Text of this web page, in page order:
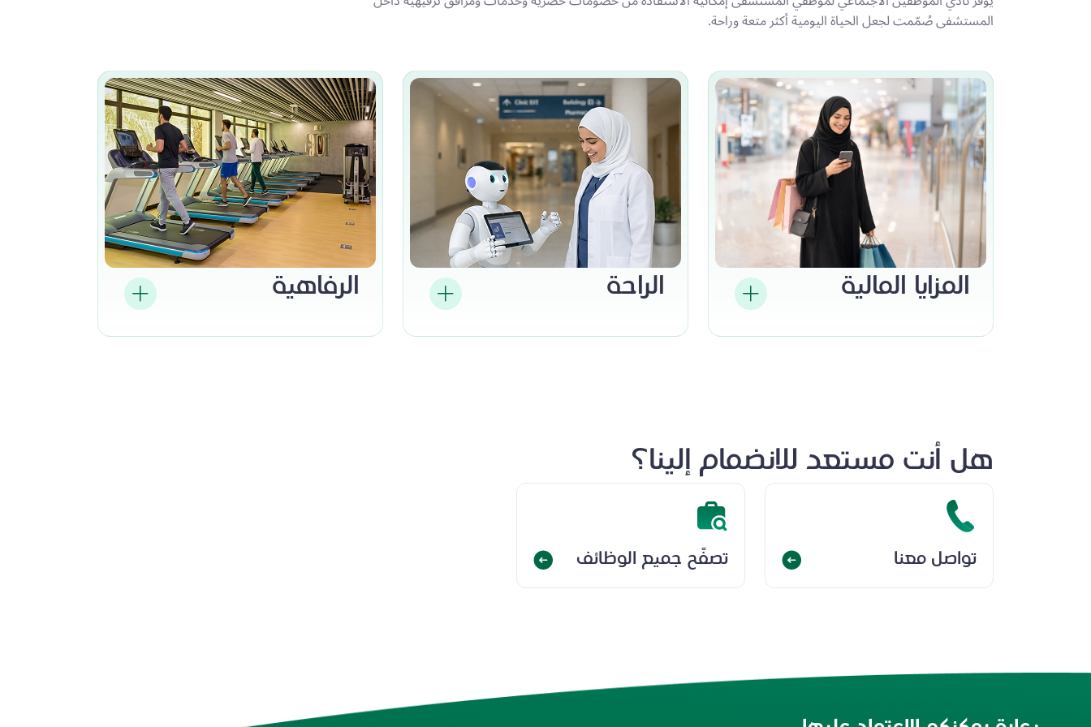
المستشفى صُمّمت لجعل الحياة اليومية أكثر متعة وراحة.
المزايا المالية الراحة الرفاهية
هل أنت مستعد للانضمام إلينا؟
تواصل معنا تصفّح جميع الوظائف